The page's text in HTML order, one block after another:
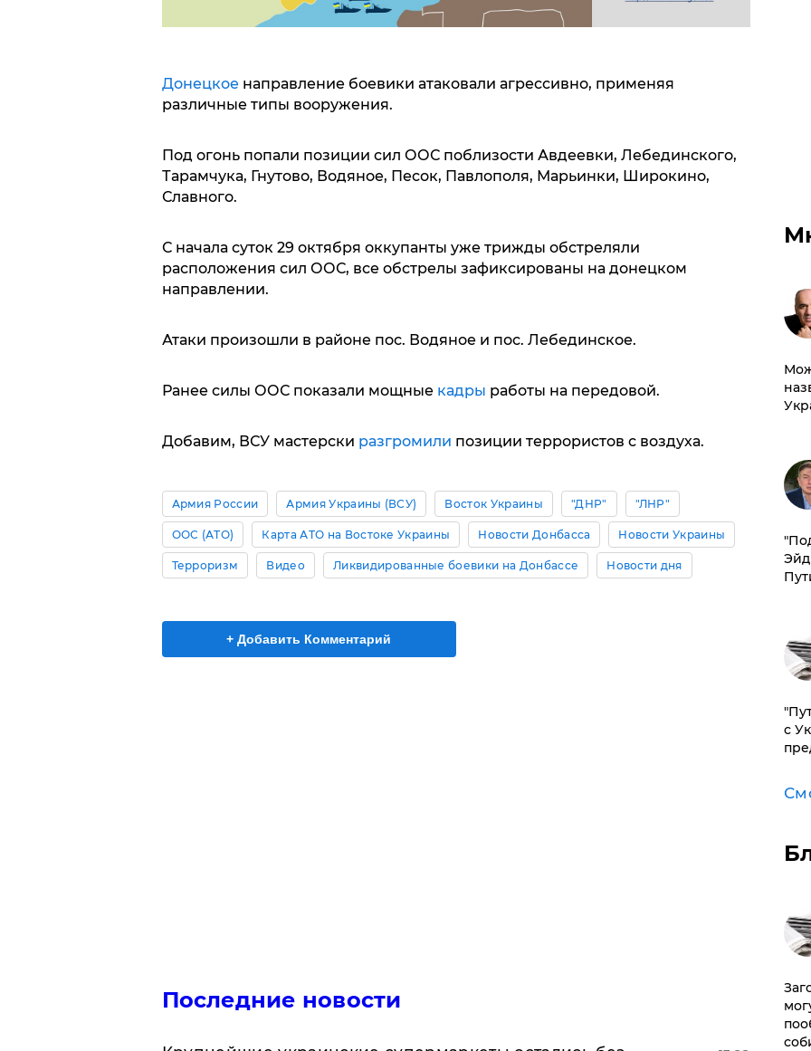
Донецкоенаправление боевики атаковали агрессивно, применяя
различные типы вооружения.
Под огонь попали позиции сил ООС поблизости Авдеевки, Лебединского,
Тарамчука, Гнутово, Водяное, Песок, Павлополя, Марьинки, Широкино,
Славного.
С начала суток 29 октября оккупанты уже трижды обстреляли
расположения сил ООС, все обстрелы зафиксированы на донецком
направлении.
Атаки произошли в районе пос. Водяное и пос. Лебединское.
Ранее силы ООС показали мощные кадры работы на передовой.
Добавим, ВСУ мастерски разгромили позиции террористов с воздуха.
Армия России Армия Украины (ВСУ) Восток Украины "ДНР" "ЛНР"
ООС (АТО) Карта АТО на Востоке Украины Новости Донбасса Новости Украины
Терроризм Видео Ликвидированные боевики на Донбассе Новости дня
+ Добавить Комментарий
Последние новости
с